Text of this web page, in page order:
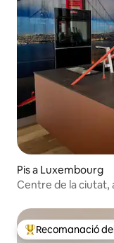
Pis a Luxembourg
Centre de la
Principals
Recomanació